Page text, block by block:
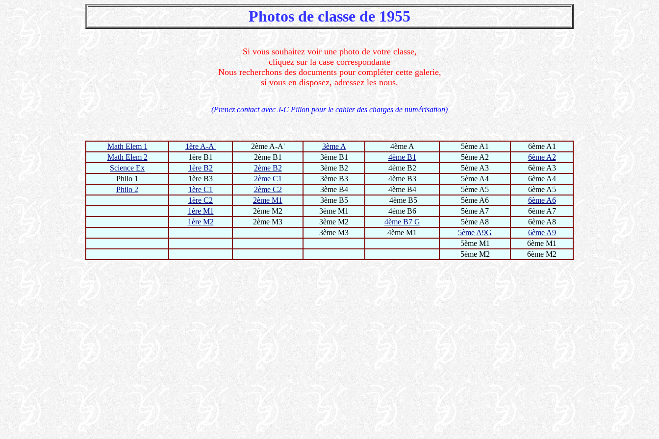
Photos de classe de1955
Si vous souhaitez voir une photo de votre classe,
cliquez sur la case correspondante
Nous recherchons des documents pour compléter cette galerie,
si vous en disposez, adressez les nous.
(Prenez contact avec J-C Pillon pour le cahier des charges de numérisation)
Math Elem 1 1ère A-A' 2ème A-A' 3ème A 4ème A 5ème A1
6ème A1
Math Elem 2
1ère B1 2ème B1 3ème B1 4ème B1 5ème A2
6ème A2
Science Ex
1ère B2 2ème B2 3ème B2 4ème B2 5ème A3
6ème A3
Philo 1
1ère B3 2ème C1 3ème B3 4ème B3 5ème A4
6ème A4
Philo 2
1ère C1 2ème C2 3ème B4 4ème B4 5ème A5
6ème A5
1ère C2
2ème M1 3ème B5 4ème B5 5ème A6
6ème A6
1ère M1
2ème M2 3ème M1 4ème B6 5ème A7
6ème A7
1ère M2
2ème M3 3ème M2 4ème B7 G 5ème A8
6ème A8
3ème M3
4ème M1 5ème A9G
6ème A9
5ème M1
6ème M1
5ème M2
6ème M2